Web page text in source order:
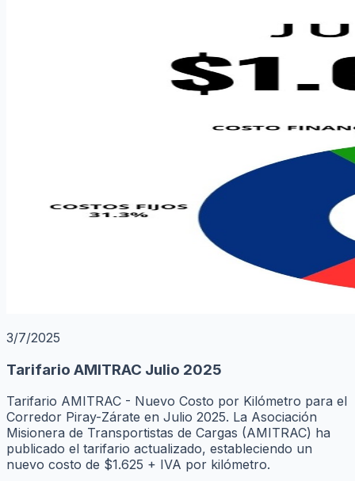
3/7/2025
Tarifario AMITRAC Julio 2025
Tarifario AMITRAC - Nuevo Costo por Kilómetro para el
Corredor Piray-Zárate en Julio 2025. La Asociación
Misionera de Transportistas de Cargas (AMITRAC) ha
publicado el tarifario actualizado, estableciendo un
nuevo costo de $1.625 + IVA por kilómetro.